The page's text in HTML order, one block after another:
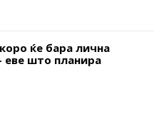
ќе бара лична
еве што планира